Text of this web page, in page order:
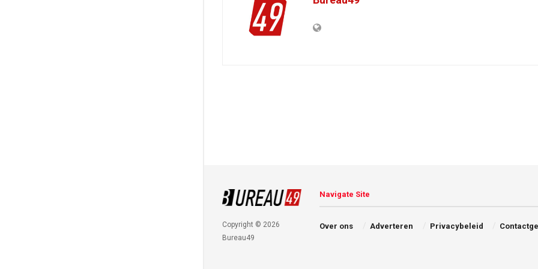
Copyright © 2026
Bureau49
Navigate Site
Over ons Adverteren Privacybeleid